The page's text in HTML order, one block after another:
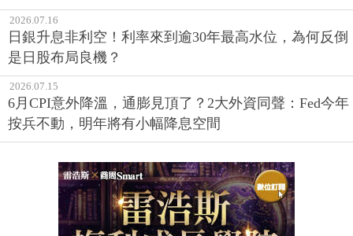
2026.07.16
日銀升息非利空！利率來到逾30年最高水位，為何反倒
是日股布局良機？
2026.07.15
6月CPI意外降溫，通膨見頂了？2大外資同聲：Fed今年
按兵不動，明年將有小幅降息空間